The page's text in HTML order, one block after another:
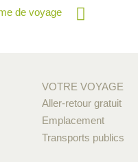
de voyage
VOTRE VOYAGE
Aller-retour gratuit
Emplacement
Transports publics